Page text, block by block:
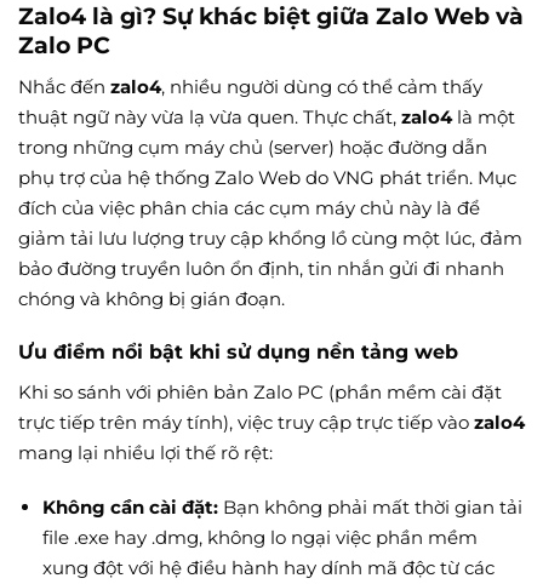
Zalo4 là gì? Sự khác biệt giữa Zalo Web và
Zalo PC
Nhắc đến zalo4, nhiều người dùng có thể cảm thấy
thuật ngữ này vừa lạ vừa quen. Thực chất, zalo4là một
trong những cụm máy chủ (server) hoặc đường dẫn
phụ trợ của hệ thống Zalo Web do VNG phát triển. Mục
đích của việc phân chia các cụm máy chủ này là để
giảm tải lưu lượng truy cập khổng lồ cùng một lúc, đảm
bảo đường truyền luôn ổn định, tin nhắn gửi đi nhanh
chóng và không bị gián đoạn.
Ưu điểm nổi bật khi sử dụng nền tảng web
Khi so sánh với phiên bản Zalo PC (phần mềm cài đặt
trực tiếp trên máy tính), việc truy cập trực tiếp vào zalo4
mang lại nhiều lợi thế rõ rệt:
Không cần cài đặt:Bạn không phải mất thời gian tải
file .exe hay .dmg, không lo ngại việc phần mềm
xung đột với hệ điều hành hay dính mã độc từ các